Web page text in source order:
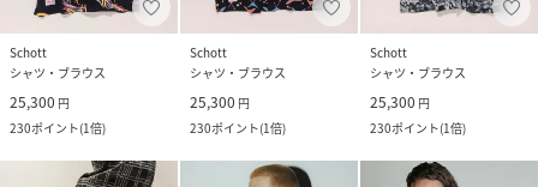
Schott
シャツ・ブラウス
25,300 円
230ポイント(1倍)
Schott
シャツ・ブラウス
25,300 円
230ポイント(1倍)
Schott
シャツ・ブラウス
25,300 円
230ポイント(1倍)